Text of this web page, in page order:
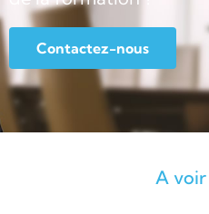
Contactez-nous
A voir